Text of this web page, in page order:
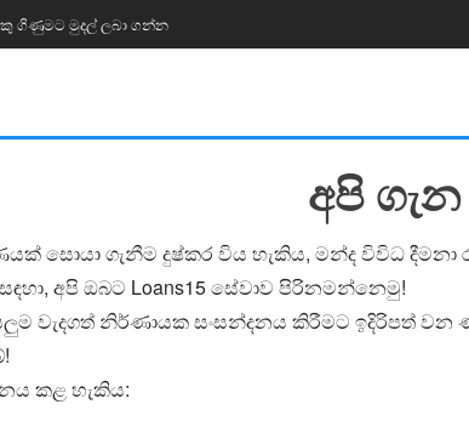
ගිණුමට මුදල් ලබා ගන්න
අපි ගැන
සොයා ගැනීම දුෂ්කර විය හැකිය, මන්ද විවිධ
අපි ඔබට Loans15 සේවාව පිරිනමන්නෙමු!
වැදගත් නිර්ණායක සංසන්දනය කිරීමට ඉදිරිපත් වන
කළ හැකිය: